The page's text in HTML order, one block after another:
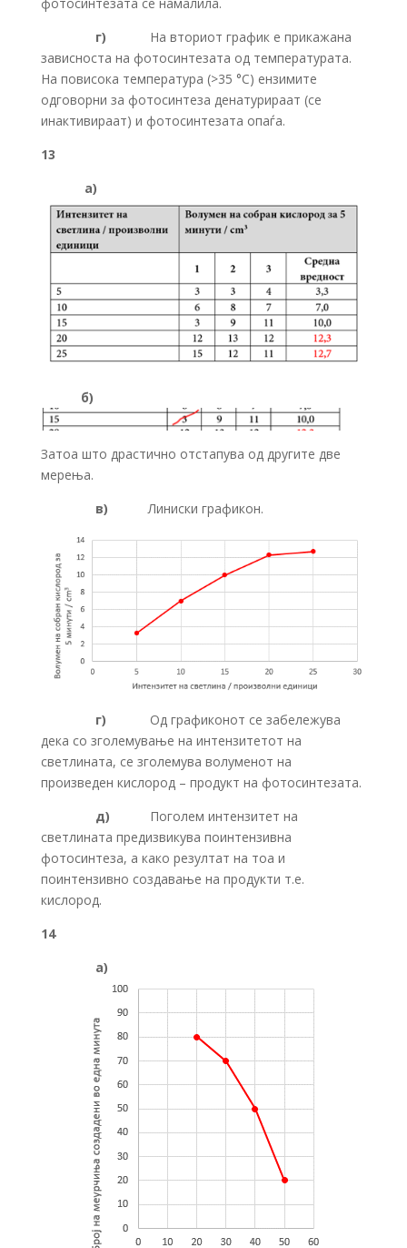
фотосинтезата се намалила.
г) На вториот график е прикажана
зависноста на фотосинтезата од температурата.
На повисока температура (>35 °C) ензимите
одговорни за фотосинтеза денатурираат (се
инактивираат) и фотосинтезата опаѓа.
13
а)
б)
Затоа што драстично отстапува од другите две
мерења.
в) Линиски графикон.
г) Од графиконот се забележува
дека со зголемување на интензитетот на
светлината, се зголемува волуменот на
произведен кислород – продукт на фотосинтезата.
д) Поголем интензитет на
светлината предизвикува поинтензивна
фотосинтеза, а како резултат на тоа и
поинтензивно создавање на продукти т.е.
кислород.
14
а)